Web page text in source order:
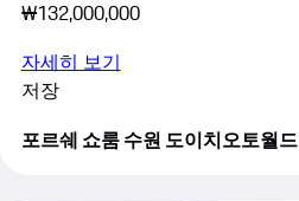
₩132,000,000
자세히 보기
저장
포르쉐 쇼룸 수원 도이치오토월드